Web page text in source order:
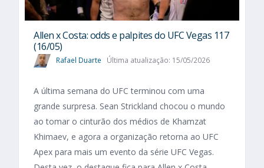
Allen x Costa: odds e palpites do UFC Vegas 117
(16/05)
Rafael Duarte Última atualização: 15/05/2026
A última semana do UFC terminou com uma
grande surpresa. Sean Strickland chocou o mundo
ao tomar o cinturão dos médios de Khamzat
Khimaev, e agora a organização retorna ao UFC
Apex para mais um evento da série UFC Vegas.